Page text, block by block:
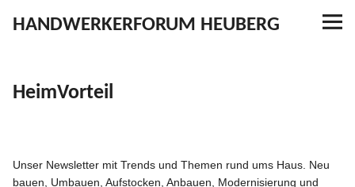
HANDWERKERFORUM HEUBERG
HeimVorteil
Unser Newsletter mit Trends und Themen rund ums Haus. Neu
bauen, Umbauen, Aufstocken, Anbauen, Moder­ni­sierung und